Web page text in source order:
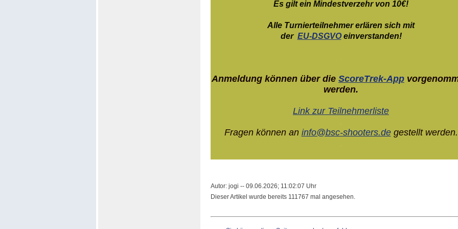
Es gilt ein Mindestverzehr von 10€!
Alle Turnierteilnehmer erlären sich mit
der EU-DSGVOeinverstanden!
Anmeldung können über die ScoreTrek-App
werden.
Link zur Teilnehmerliste
Fragen können an info@bsc-shooters.degestellt werden.
Autor: jogi -- 09.06.2026; 11:02:07 Uhr
Dieser Artikel wurde bereits 111767 mal angesehen.